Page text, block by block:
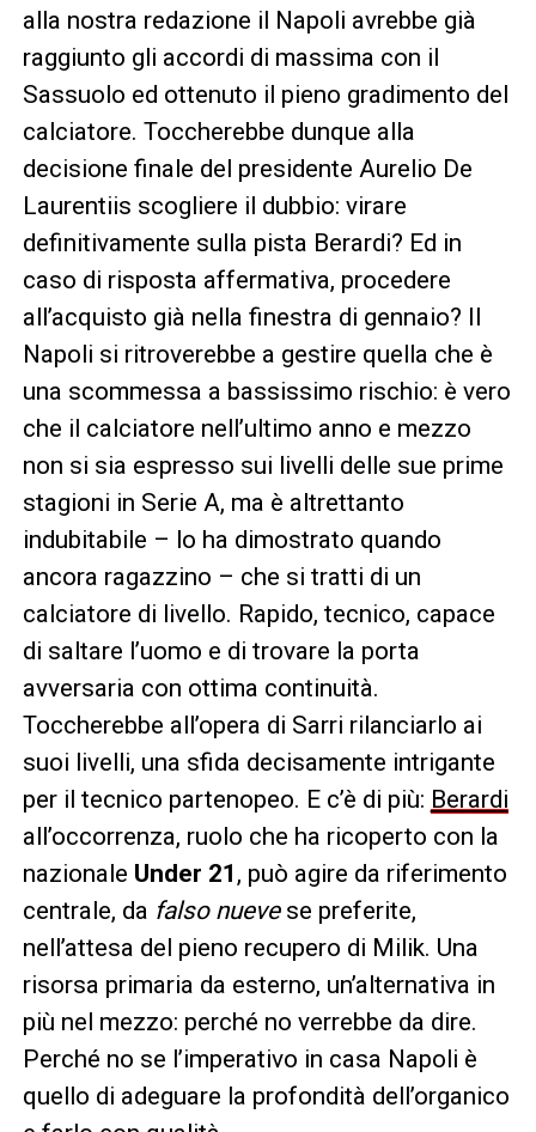
alla nostra redazione il Napoli avrebbe già
raggiunto gli accordi di massima con il
Sassuolo ed ottenuto il pieno gradimento del
calciatore. Toccherebbe dunque alla
decisione finale del presidente Aurelio De
Laurentiis scogliere il dubbio: virare
definitivamente sulla pista Berardi? Ed in
caso di risposta affermativa, procedere
all’acquisto già nella finestra di gennaio? Il
Napoli si ritroverebbe a gestire quella che è
una scommessa a bassissimo rischio: è vero
che il calciatore nell’ultimo anno e mezzo
non si sia espresso sui livelli delle sue prime
stagioni in Serie A, ma è altrettanto
indubitabile – lo ha dimostrato quando
ancora ragazzino – che si tratti di un
calciatore di livello. Rapido, tecnico, capace
di saltare l’uomo e di trovare la porta
avversaria con ottima continuità.
Toccherebbe all’opera di Sarri rilanciarlo ai
suoi livelli, una sfida decisamente intrigante
per il tecnico partenopeo. E c’è di più: Berardi
all’occorrenza, ruolo che ha ricoperto con la
nazionale Under 21 , può agire da riferimento
centrale, da falso nuevese preferite,
nell’attesa del pieno recupero di Milik. Una
risorsa primaria da esterno, un’alternativa in
più nel mezzo: perché no verrebbe da dire.
Perché no se l’imperativo in casa Napoli è
quello di adeguare la profondità dell’organico